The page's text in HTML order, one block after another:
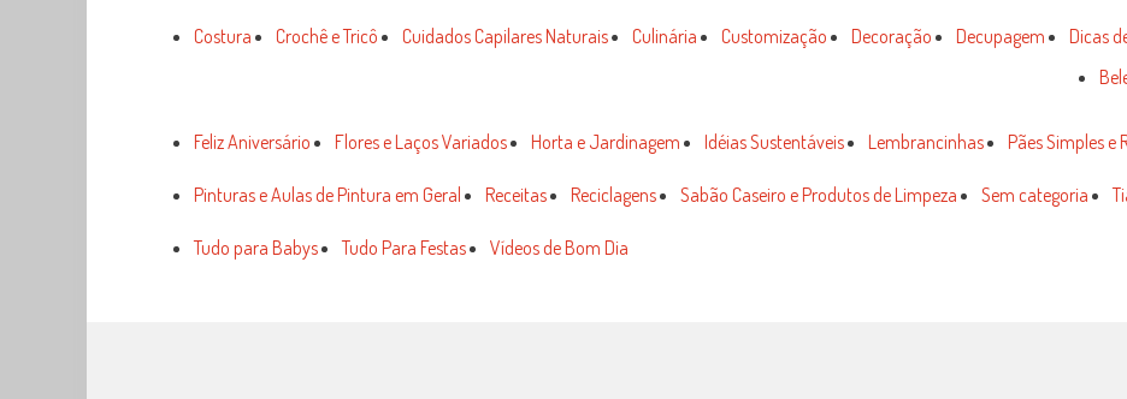
Costura Crochê e Tricô Cuidados Capilares Naturais Culinária Customização Decoração Decupagem
Dicas
Feliz Aniversário Flores e Laços Variados Horta e Jardinagem Idéias Sustentáveis Lembrancinhas Pães Simples e
Pinturas e Aulas de Pintura em Geral Receitas Reciclagens Sabão Caseiro e Produtos de Limpeza Sem categoria
Tudo para Babys Tudo Para Festas Vídeos de Bom Dia